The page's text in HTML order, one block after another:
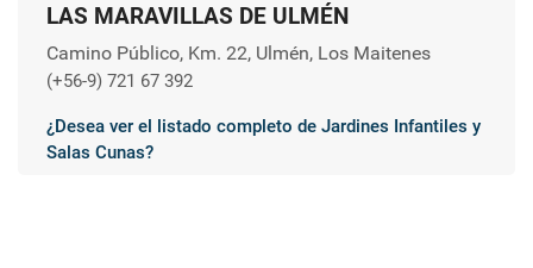
LAS MARAVILLAS DE ULMÉN
Camino Público, Km. 22, Ulmén, Los Maitenes
(+56-9) 721 67 392
¿Desea ver el listado completo de Jardines Infantiles y
Salas Cunas?